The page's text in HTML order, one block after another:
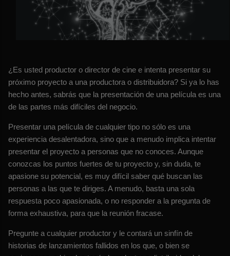
¿Es usted productor o director de cine e intenta presentar su
próximo proyecto a una productora o distribuidora? Si ya lo has
hecho antes, sabrás que la presentación de una película es una
de las partes más difíciles del negocio.
Presentar una película de cualquier tipo no sólo es una
experiencia desalentadora, sino que a menudo implica intentar
presentar el proyecto a personas que no conoces. Aunque
conozcas los puntos fuertes de tu proyecto y, sin duda, te
apasione su potencial, es muy difícil saber qué buscan las
personas a las que te diriges. A menudo, basta una sola
respuesta poco apasionada, o no responder a la pregunta de
forma exhaustiva, para que la reunión fracase.
Pregunte a cualquier productor y le contará un sinfín de
historias de lanzamientos fallidos en los que, o bien se